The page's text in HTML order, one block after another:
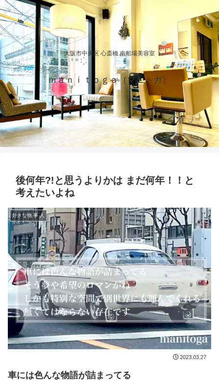
大阪市中央区 心斎橋 南船場美容室
ｍａｎｉｔｏｇａ（マニトガ）
後何年?!と思うよりかは まだ何年！！と
考えたいよね
好きな物 事 人
2023.03.27
車には色んな物語が詰まってる